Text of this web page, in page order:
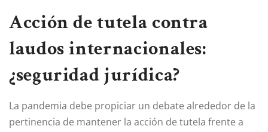
Acción de tutela contra
laudos internacionales:
¿seguridad jurídica?
La pandemia debe propiciar un debate alrededor de la
pertinencia de mantener la acción de tutela frente a